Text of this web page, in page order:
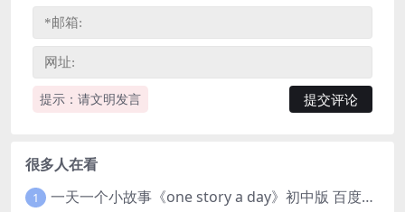
提示：请文明发言
很多人在看
1 一天一个小故事《one story a day》初中版 百度网盘分享下载